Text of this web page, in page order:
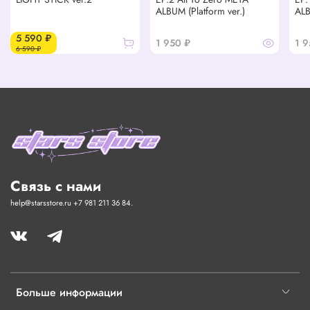
5 590 ₽
6 590 ₽
ALBUM (Platform ver.)
1 950 ₽ 1
Больше информации
Связь с нами
help@starsstore.ru +7 981 211 36 84.